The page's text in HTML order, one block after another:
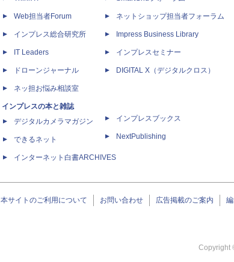
Web担当者Forum
インプレス総合研究所
IT Leaders
ドローンジャーナル
ネッ担お悩み相談室
インプレスの本と雑誌
デジタルカメラマガジン
できるネット
インターネット白書ARCHIVES
ネットショップ担当者フォーラム
Impress Business Library
インプレスセミナー
DIGITAL X（デジタルクロス）
インプレスブックス
NextPublishing
本サイトのご利用について お問い合わせ 広告掲載のご案内
Copyright